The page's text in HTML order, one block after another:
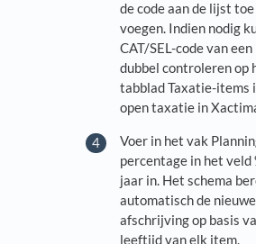
de code aan de lijst
voegen. Indien nodig
CAT/SEL-code van
dubbel controleren op
tabblad Taxatie-items
open taxatie in
Voer in het vak
percentage in het veld
jaar in. Het schema
automatisch de nieuwe
afschrijving op basis
leeftijd van elk item.